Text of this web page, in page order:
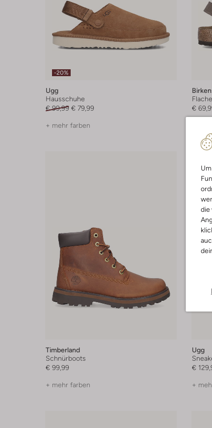
die
-20%
Ugg
Hausschuhe
€ 99,99 € 79,99
+ mehr farben
€
Timberland
Schnürboots
€ 99,99
+ mehr farben
Ugg
€
+